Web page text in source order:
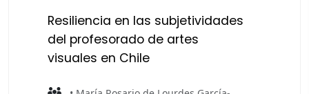
Resiliencia en las subjetividades
del profesorado de artes
visuales en Chile